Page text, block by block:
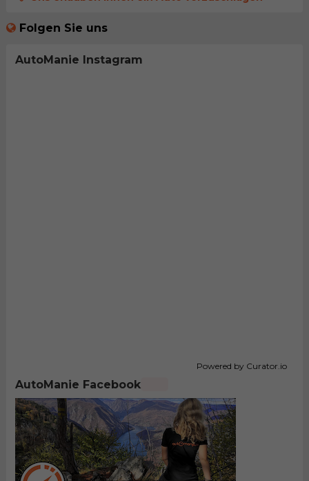
Folgen Sie uns
AutoManie Instagram
Powered by Curator.io
AutoManie Facebook